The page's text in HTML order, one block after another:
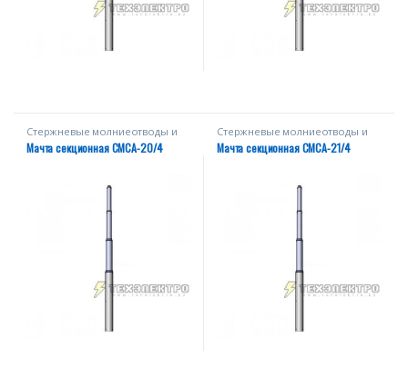
Стержневые молниеотводы и
мачты
Мачта секционная СМСА-20/4
Стержневые молниеотводы и
мачты
Мачта секционная СМСА-21/4